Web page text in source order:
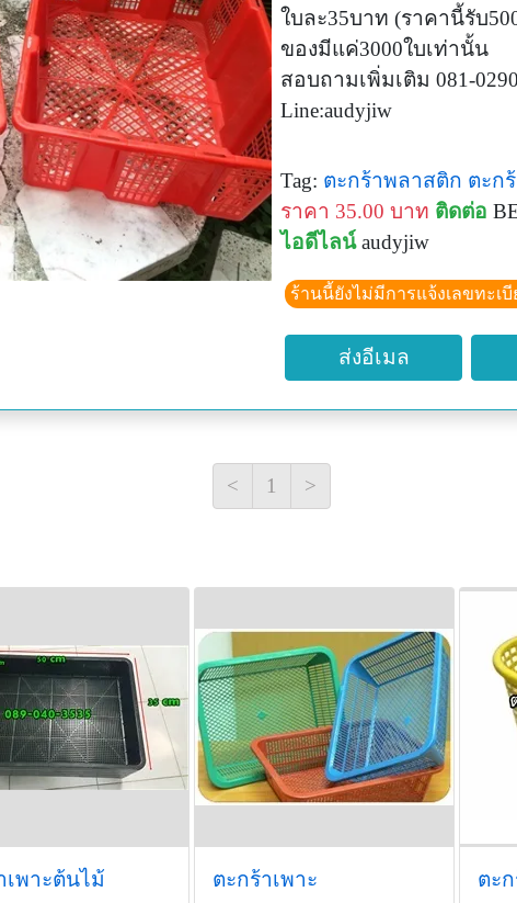
ใบละ35บาท (ราคานี้รับ
ของมีแค่3000ใบเท่านั้น
สอบถามเพิ่มเติม 081-
Line:audyjiw
Tag: ตะกร้าพลาสติก ตะก
ราคา 35.00 บาท ติดต่อ
ไอดีไลน์ audyjiw
ร้านนี้ยังไม่มีการแจ้งเลขทะเ
ส่งอีเมล
< 1 >
เพาะต้นไม้ ตะกร้าเพาะ ตะ